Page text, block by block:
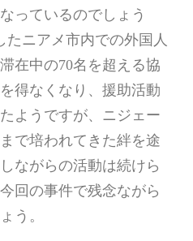
っているのでしょう
たニアメ市内での外国人
在中の70名を超える協
得なくなり、援助活動
ようですが、ニジェー
で培われてきた絆を途
ながらの活動は続けら
回の事件で残念ながら
う。